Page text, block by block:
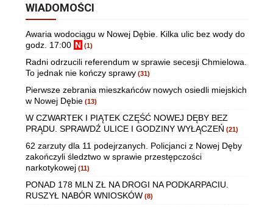
WIADOMOŚCI
Awaria wodociągu w Nowej Dębie. Kilka ulic bez wody do
godz. 17:00 N (1)
Radni odrzucili referendum w sprawie secesji Chmielowa.
To jednak nie kończy sprawy (31)
Pierwsze zebrania mieszkańców nowych osiedli miejskich
w Nowej Dębie (13)
W CZWARTEK I PIĄTEK CZĘŚĆ NOWEJ DĘBY BEZ
PRĄDU. SPRAWDŹ ULICE I GODZINY WYŁĄCZEŃ (21)
62 zarzuty dla 11 podejrzanych. Policjanci z Nowej Dęby
zakończyli śledztwo w sprawie przestępczości
narkotykowej (11)
PONAD 178 MLN ZŁ NA DROGI NA PODKARPACIU.
RUSZYŁ NABÓR WNIOSKÓW (8)